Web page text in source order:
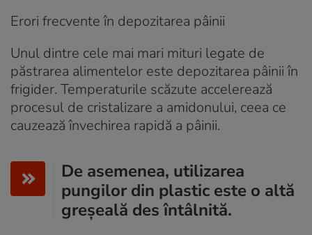
Erori frecvente în depozitarea pâinii
Unul dintre cele mai mari mituri legate de
păstrarea alimentelor este depozitarea pâinii în
frigider. Temperaturile scăzute accelerează
procesul de cristalizare a amidonului, ceea ce
cauzează învechirea rapidă a pâinii.
De asemenea, utilizarea
pungilor din plastic este o altă
greșeală des întâlnită.